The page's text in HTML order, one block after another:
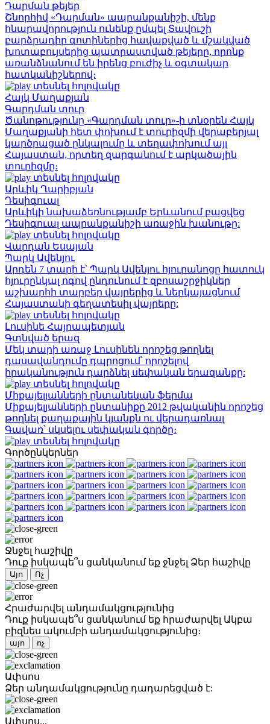
Դարման թեյեր
Շնորհիվ «Դարման» ապրանքանիշի, մենք
հնարավորություն ունենք ըմպել Տավուշի
բարձրադիր գոտիներից հավաքված և մշակված
խոտաբույսերից պատրաստված թեյերը, որոնք
առանձնանում են իրենց բուժիչ և օգտակար
հատկանիշներով։
տեսնել հոլովակը
Հայկ Մաղաքյան
Գարդման տուր
Ծանոթությունը «Գարդման տուր»-ի տնօրեն Հայկ
Մաղաքյանի հետ փոխում է տուրիզմի վերաբերյալ
կարծրացած ընկալումը և տեղափոխում այլ
Հայաստան, որտեղ զարգանում է արկածային
տուրիզմը։
տեսնել հոլովակը
Արևիկ Ղարիբյան
Դեսիգուալ
Արևիկի նախաձեռնությամբ Երևանում բացվեց
Դեսիգուալ ապրանքանիշի առաջին խանութը:
տեսնել հոլովակը
Վարդան Եսայան
Պարկ Ավենյու
Արդեն 7 տարի է՝ Պարկ Ավենյու հյուրանոցը հատուկ
հյուրընկալ ոգով ընդունում է զբոսաշրջիկներ
աշխարհի տարբեր վայրերից և ներկայացնում
Հայաստանի գեղատեսիլ վայրերը:
տեսնել հոլովակը
Լուսինե Հայրապետյան
Գտնված երազ
Մեկ տարի առաջ Լուսինեն որոշեց թողնել
դասավանդումը դպրոցում՝ որոշելով
իրականություն դարձնել սեփական երազանքը:
տեսնել հոլովակը
Միքայելյանների ընտանեկան ֆերմա
Միքայելյանների ընտանիքը 2012 թվականին որոշեց
թողնել քաղաքային կյանքն ու վերադառնալ
Գավառ՝ սկսելու սեփական գործը։
տեսնել հոլովակը
Գործընկերներ
Ջնջել հաշիվը
Դուք իսկապե՞ս ցանկանում եք ջնջել Ձեր հաշիվը
Այո Ոչ
Հրաժարվել անդամակցությունից
Դուք իսկապե՞ս ցանկանում եք հրաժարվել Ակբա
բիզնես ակումբի անդամակցությունից։
այո ոչ
Ափսոս
Ձեր անդամակցությունը դադարեցված է:
Ափսոս...